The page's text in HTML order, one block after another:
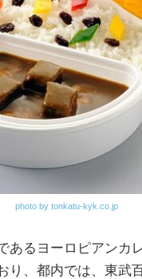
photo by tonkatu-kyk.co.jp
あるヨーロピアンカ
り、都内では、東武